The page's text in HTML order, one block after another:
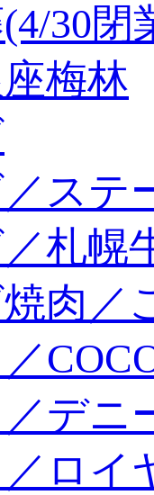
30閉
梅林
ステ
札幌
肉／
デニ
ロイ